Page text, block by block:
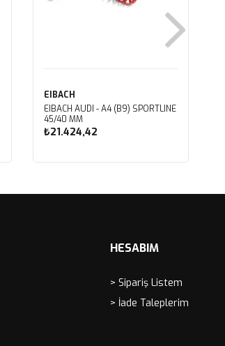
EIBACH
EIBACH AUDI - A4 (B9) SPORTLINE
45/40 MM
₺21.424,42
HESABIM
> Sipariş Listem
> İade Taleplerim